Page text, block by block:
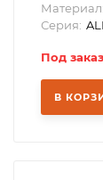
Материал:
Серия:
Под заказ
В